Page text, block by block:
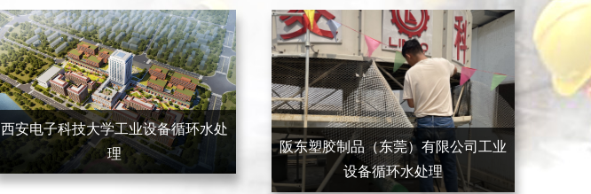
西安电子科技大学工业设备循环水处
理
阪东塑胶制品（东莞）有限公司工业
设备循环水处理